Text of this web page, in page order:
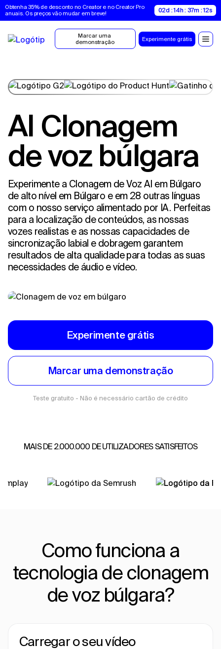
Obtenha 35% de desconto no Creator e no Creator Pro
anuais. Os preços vão mudar em breve!
02d : 14h : 37m : 11s
Marcar uma
demonstração
Experimente grátis
AI Clonagem
de voz búlgara
Experimente a Clonagem de Voz AI em Búlgaro
de alto nível em Búlgaro e em 28 outras línguas
com o nosso serviço alimentado por IA. Perfeitas
para a localização de conteúdos, as nossas
vozes realistas e as nossas capacidades de
sincronização labial e dobragem garantem
resultados de alta qualidade para todas as suas
necessidades de áudio e vídeo.
Experimente grátis
Marcar uma demonstração
Teste gratuito - Não é necessário cartão de crédito
MAIS DE 2.000.000 DE UTILIZADORES SATISFEITOS
Como funciona a
tecnologia de clonagem
de voz búlgara?
Carregar o seu vídeo